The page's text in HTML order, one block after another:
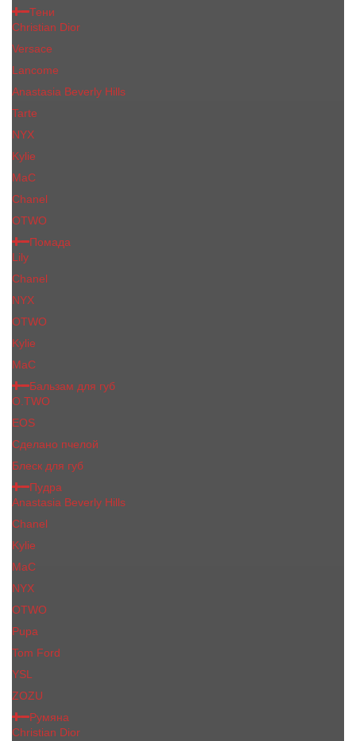
Тени
Christian Dior
Versace
Lancome
Anastasia Beverly Hills
Tarte
NYX
Kylie
MaC
Сhanеl
OTWO
Помада
Lily
Chanel
NYX
OTWO
Kylie
МаС
Бальзам для губ
O.TWO
EOS
Сделано пчелой
Блеск для губ
Пудра
Anastasia Beverly Hills
Chanel
Kylie
MaC
NYX
OTWO
Pupa
Tom Ford
YSL
ZOZU
Румяна
Christian Dior